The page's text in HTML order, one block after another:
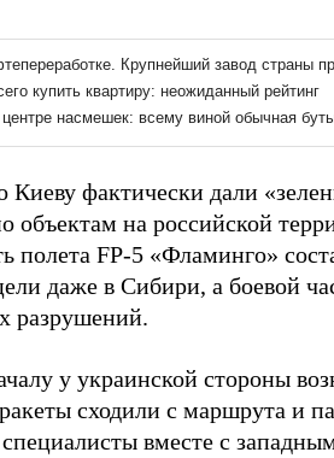
Киеву фактически дали
объектам на российской
полета FP-5 «Фламинго»
даже в Сибири, а боевой
разрушений.
у украинской стороны
сходили с маршрута и
вместе с